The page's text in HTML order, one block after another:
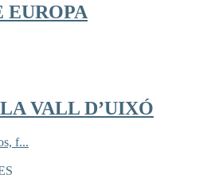
EUROPA
VALL D’UIXÓ
f...